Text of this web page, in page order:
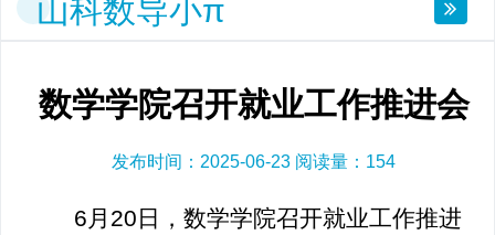
山科数导小π
数学学院召开就业工作推进会
发布时间：2025-06-23 阅读量： 154
6月20日，数学学院召开就业工作推进